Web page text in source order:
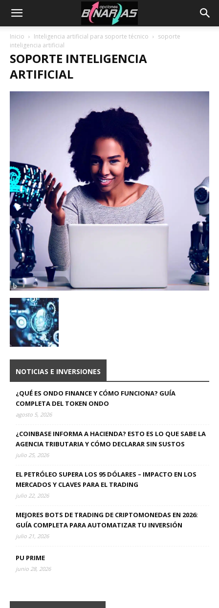
Inicio Inteligencia artificial para soporte técnico
soporte
inteligencia artificial
SOPORTE INTELIGENCIA
ARTIFICIAL
NOTICIAS E INVERSIONES
¿QUÉ ES ONDO FINANCE Y CÓMO FUNCIONA? GUÍA
COMPLETA DEL TOKEN ONDO
agosto 5, 2026
¿COINBASE INFORMA A HACIENDA? ESTO ES LO QUE SABE LA
AGENCIA TRIBUTARIA Y CÓMO DECLARAR SIN SUSTOS
julio 25, 2026
EL PETRÓLEO SUPERA LOS 95 DÓLARES – IMPACTO EN LOS
MERCADOS Y CLAVES PARA EL TRADING
julio 22, 2026
MEJORES BOTS DE TRADING DE CRIPTOMONEDAS EN 2026:
GUÍA COMPLETA PARA AUTOMATIZAR TU INVERSIÓN
julio 21, 2026
PU PRIME
junio 28, 2026